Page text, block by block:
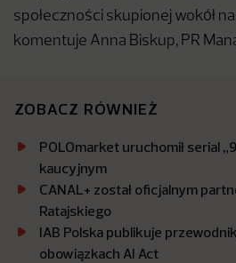
społeczności skupionej wokół
komentuje Anna Biskup, PR
ZOBACZ RÓWNIEŻ
POLOmarket uruchomił serial
kaucyjnym
CANAL+ został oficjalnym
Ratajskiego
IAB Polska publikuje
obowiązkach AI Act